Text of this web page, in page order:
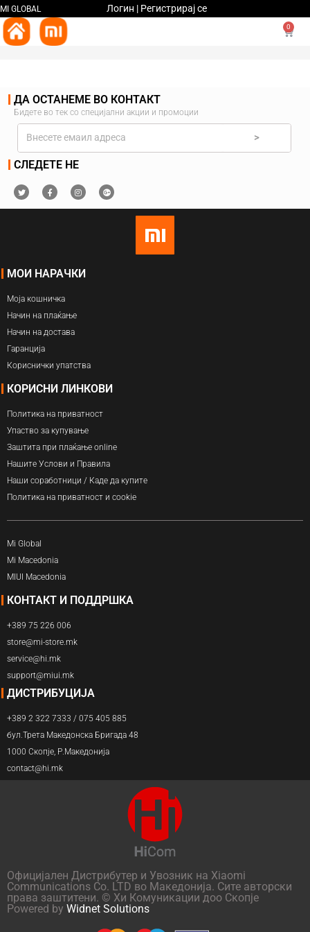
MI GLOBAL Логин | Регистрирај се
0
ДА ОСТАНЕМЕ ВО КОНТАКТ
Бидете во тек со специјални акции и промоции
>
СЛЕДЕТЕ НЕ
МОИ НАРАЧКИ
Моја кошничка
Начин на плаќање
Начин на достава
Гаранција
Кориснички упатства
КОРИСНИ ЛИНКОВИ
Политика на приватност
Упаство за купување
Заштита при плаќање online
Нашите Услови и Правила
Наши соработници / Каде да купите
Политика на приватност и cookie
Mi Global
Mi Macedonia
MIUI Macedonia
КОНТАКТ И ПОДДРШКА
+389 75 226 006
store@mi-store.mk
service@hi.mk
support@miui.mk
ДИСТРИБУЦИЈА
+389 2 322 7333 / 075 405 885
бул.Трета Македонска Бригада 48
1000 Скопје, Р.Македонија
contact@hi.mk
Официјален Дистрибутер и Увозник на Xiaomi
Communications Co. LTD во Македонија. Сите авторски
права заштитени. © Хи Комуникации доо Скопје
Powered by Widnet Solutions